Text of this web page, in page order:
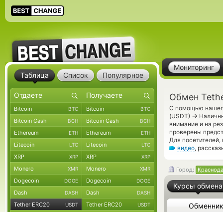
Мониторинг
Обмен
С помощью
(USDT) →
внимание и на
проверены
Для
видео,
Город:
Курсы обмена
Обменник
Таблица Список Популярное
Bitcoin BTC Bitcoin BTC
Bitcoin Cash BCH Bitcoin Cash BCH
Ethereum ETH Ethereum ETH
Litecoin LTC Litecoin LTC
XRP XRP XRP XRP
Monero XMR Monero XMR
Dogecoin DOGE Dogecoin DOGE
Dash DASH Dash DASH
Tether ERC20 USDT Tether ERC20 USDT